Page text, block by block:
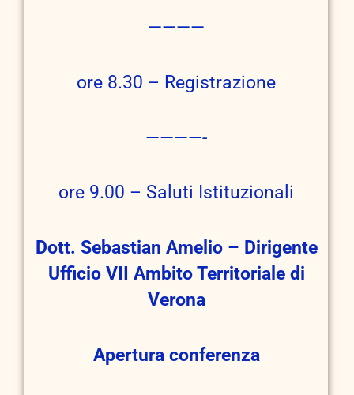
————
ore 8.30 – Registrazione
————-
ore 9.00 – Saluti Istituzionali
Dott. Sebastian Amelio – Dirigente
Ufficio VII Ambito Territoriale di
Verona
Apertura conferenza